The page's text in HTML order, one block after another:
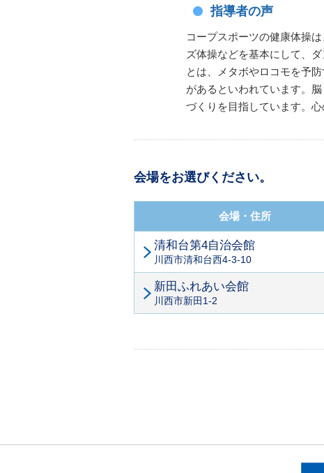
指導者の声
コープスポーツの健康体操
ズ体操などを基本にして、
とは、メタボやロコモを予
があるといわれています。
づくりを目指しています。
会場をお選びください。
会場・住所
清和台第4自治会館
川西市清和台西4-3-10
新田ふれあい会館
川西市新田1-2